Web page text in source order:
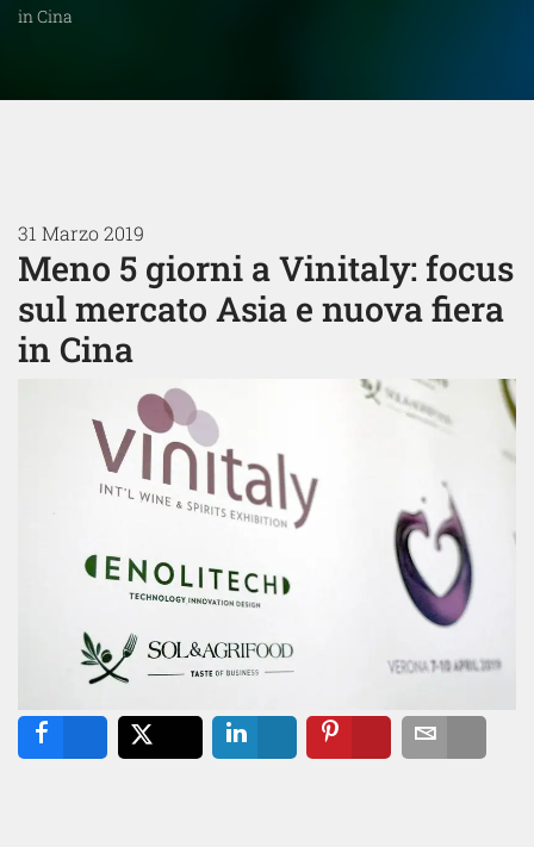
in Cina
31 Marzo 2019
Meno 5 giorni a Vinitaly: focus
sul mercato Asia e nuova fiera
in Cina